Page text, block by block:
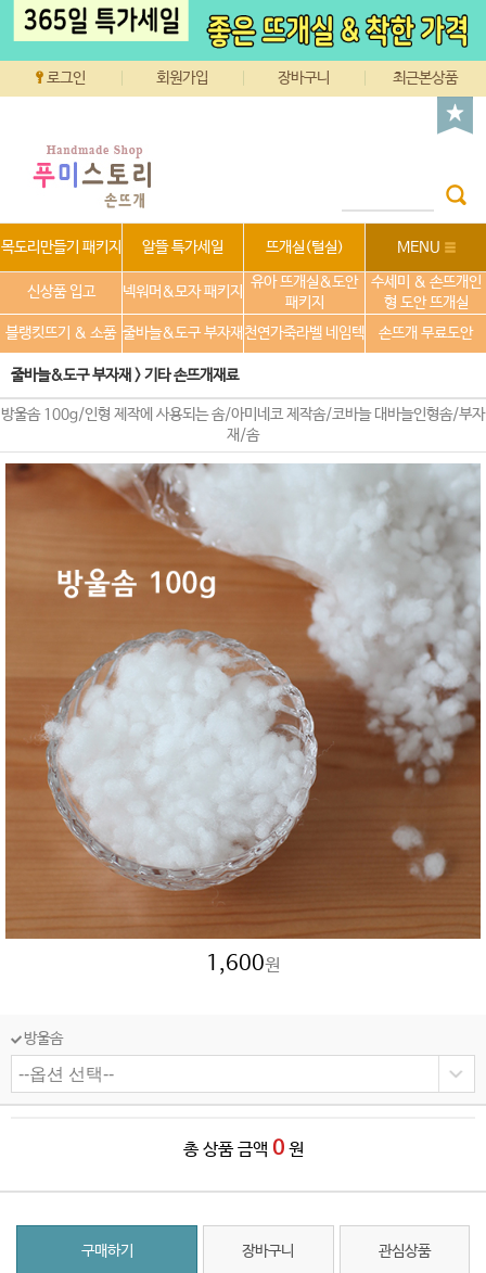
로그인 회원가입 장바구니 최근본상품
목도리만들기 패키지 알뜰 특가세일 뜨개실(털실) MENU
신상품 입고 넥워머&모자 패키지
유아 뜨개실&도안
패키지
수세미 & 손뜨개인
형 도안 뜨개실
블랭킷뜨기 & 소품 줄바늘&도구 부자재 천연가죽라벨 네임텍 손뜨개 무료도안
줄바늘&도구 부자재 >기타 손뜨개재료
방울솜 100g/인형 제작에 사용되는 솜/아미네코 제작솜/코바늘 대바늘인형솜/부자
재/솜
1,600원
방울솜
총 상품 금액 0 원
구매하기 장바구니 관심상품